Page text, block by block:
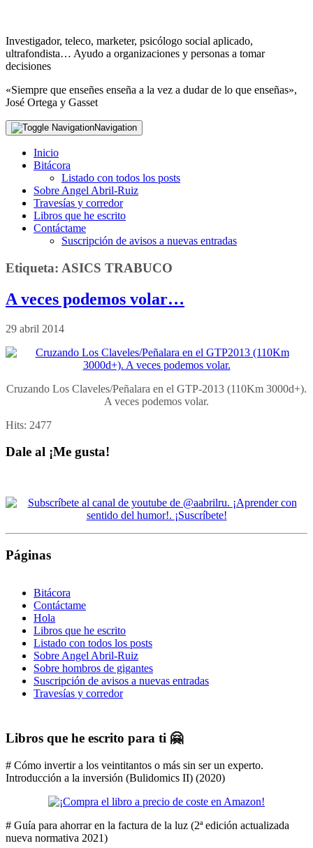
Investigador, teleco, marketer, psicólogo social aplicado,
ultrafondista… Ayudo a organizaciones y personas a tomar
decisiones
«Siempre que enseñes enseña a la vez a dudar de lo que enseñas»,
José Ortega y Gasset
Navigation
Inicio
Bitácora
Listado con todos los posts
Sobre Angel Abril-Ruiz
Travesías y corredor
Libros que he escrito
Contáctame
Suscripción de avisos a nuevas entradas
Etiqueta: ASICS TRABUCO
A veces podemos volar…
29 abril 2014
Cruzando Los Claveles/Peñalara en el GTP-2013 (110Km 3000d+).
A veces podemos volar.
Hits: 2477
Dale al ¡Me gusta!
Páginas
Bitácora
Contáctame
Hola
Libros que he escrito
Listado con todos los posts
Sobre Angel Abril-Ruiz
Sobre hombros de gigantes
Suscripción de avisos a nuevas entradas
Travesías y corredor
Libros que he escrito para ti 🤗
# Cómo invertir a los veintitantos o más sin ser un experto.
Introducción a la inversión (Bulidomics II) (2020)
# Guía para ahorrar en la factura de la luz (2ª edición actualizada
nueva normativa 2021)